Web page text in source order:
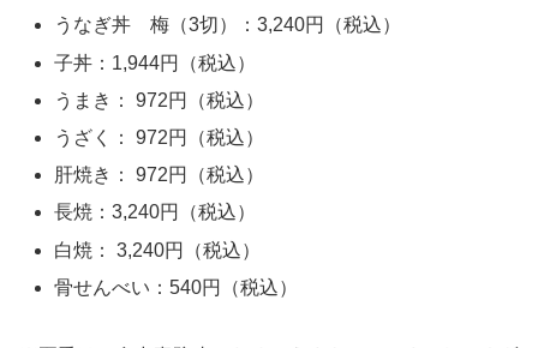
うなぎ丼 梅（3切）：3,240円（税込）
子丼：1,944円（税込）
うまき： 972円（税込）
うざく： 972円（税込）
肝焼き： 972円（税込）
長焼：3,240円（税込）
白焼： 3,240円（税込）
骨せんべい：540円（税込）